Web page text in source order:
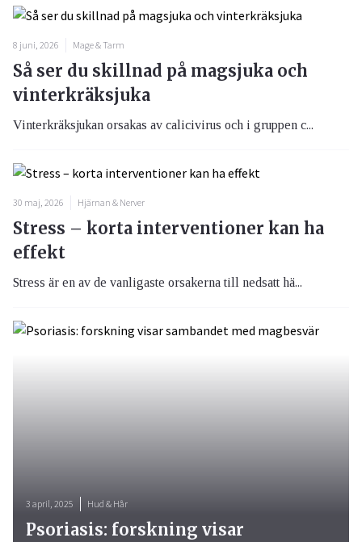
8 juni, 2026 Mage & Tarm
Så ser du skillnad på magsjuka och
vinterkräksjuka
Vinterkräksjukan orsakas av calicivirus och i gruppen c...
30 maj, 2026 Hjärnan & Nerver
Stress – korta interventioner kan ha
effekt
Stress är en av de vanligaste orsakerna till nedsatt hä...
3 april, 2025 Hud & Hår
Psoriasis: forskning visar